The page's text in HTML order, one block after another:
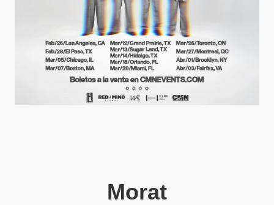
Morat